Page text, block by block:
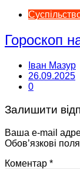
Гороскоп
Іван Мазур
26.09.2025
0
Залишити
Ваша e-mail
Обов’язкові
Коментар *